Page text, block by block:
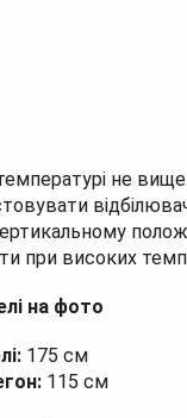
не вище
при високих
на фото
175 см
115 см